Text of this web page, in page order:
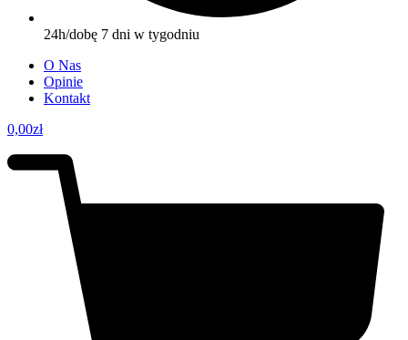
24h/dobę 7 dni w tygodniu
O Nas
Opinie
Kontakt
0,00zł